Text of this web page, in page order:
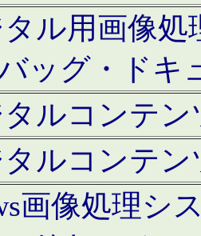
ル用画像
ッグ・ドキ
タルコンテ
タルコンテ
画像処理シ